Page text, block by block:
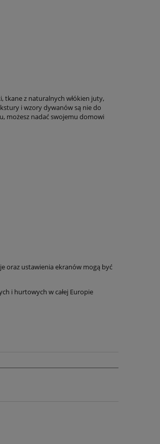
tkane z naturalnych włókien juty,
i wzory dywanów są nie do
możesz nadać swojemu domowi
oraz ustawienia ekranów mogą być
i hurtowych w całej Europie